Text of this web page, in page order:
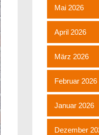
Mai 2026
April 2026
März 2026
Februar 2026
Januar 2026
Dezember